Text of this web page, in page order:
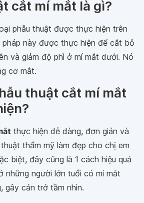
cắt mí mắt là gì?
phẫu thuật được thực hiện trên
pháp này được thực hiện để cắt bỏ
và giảm độ phì ở mí mắt dưới. Nó
cơ mắt.
thuật cắt mí mắt
thực hiện dễ dàng, đơn giản và
thẩm mỹ làm đẹp cho chị em
biệt, đây cũng là 1 cách hiệu quả
những người lớn tuổi có mí mắt
gây cản trở tầm nhìn.